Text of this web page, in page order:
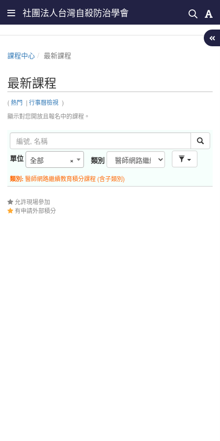
社團法人台灣自殺防治學會
課程中心 最新課程
最新課程
(熱門 | 行事曆檢視 )
顯示對您開放且報名中的課程。
單位 ×
全部 類別
類別: 醫師網路繼續教育積分課程 (含子類別)
允許現場參加
有申請外部積分